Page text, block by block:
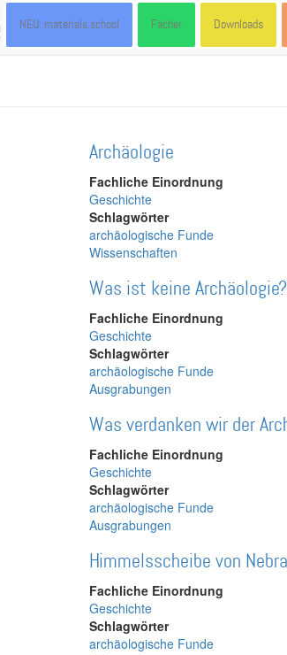
NEU: materials.school Fächer Downloads
Archäologie
Fachliche Einordnung
Geschichte
Schlagwörter
archäologische Funde
Wissenschaften
Was ist keine Archäologie?
Fachliche Einordnung
Geschichte
Schlagwörter
archäologische Funde
Ausgrabungen
Was verdanken wir der
Fachliche Einordnung
Geschichte
Schlagwörter
archäologische Funde
Ausgrabungen
Himmelsscheibe von Nebra
Fachliche Einordnung
Geschichte
Schlagwörter
archäologische Funde